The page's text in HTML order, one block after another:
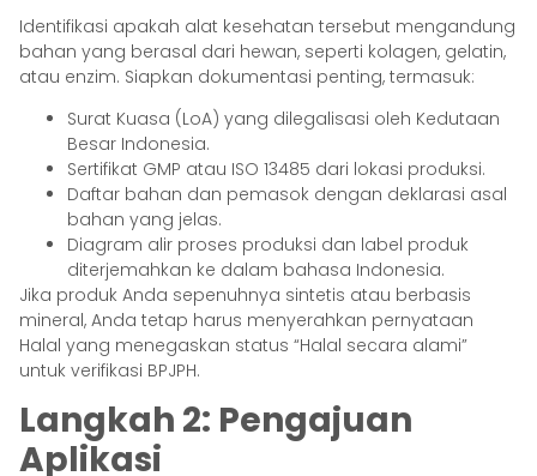
Identifikasi apakah alat kesehatan tersebut mengandung
bahan yang berasal dari hewan, seperti kolagen, gelatin,
atau enzim. Siapkan dokumentasi penting, termasuk:
Surat Kuasa (LoA) yang dilegalisasi oleh Kedutaan
Besar Indonesia.
Sertifikat GMP atau ISO 13485 dari lokasi produksi.
Daftar bahan dan pemasok dengan deklarasi asal
bahan yang jelas.
Diagram alir proses produksi dan label produk
diterjemahkan ke dalam bahasa Indonesia.
Jika produk Anda sepenuhnya sintetis atau berbasis
mineral, Anda tetap harus menyerahkan pernyataan
Halal yang menegaskan status “Halal secara alami”
untuk verifikasi BPJPH.
Langkah 2: Pengajuan
Aplikasi